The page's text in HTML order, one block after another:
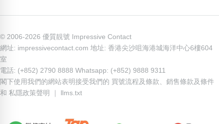
© 2006-2026 優質靚號 Impressive Contact
網址: impressivecontact.com 地址: 香港尖沙咀海港城海洋中心6樓604
室
電話: (+852) 2790 8888 Whatsapp: (+852) 9888 9311
閣下使用我們的網站表明接受我們的 買號流程及條款
銷售條款及條件
和 私隱政策聲明 llms.txt